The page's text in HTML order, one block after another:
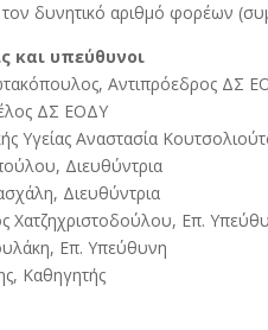
δυνητικό αριθμό φορέων
και υπεύθυνοι
Αντιπρόεδρος ΔΣ
ΔΣ ΕΟΔΥ
Υγείας Αναστασία
Διευθύντρια
Διευθύντρια
Χατζηχριστοδούλου, Επ.
Επ. Υπεύθυνη
Καθηγητής